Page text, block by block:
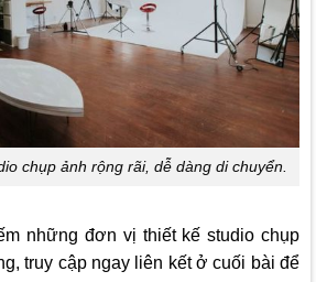
chụp ảnh rộng rãi, dễ dàng di chuyển.
những đơn vị thiết kế studio chụp
truy cập ngay liên kết ở cuối bài để